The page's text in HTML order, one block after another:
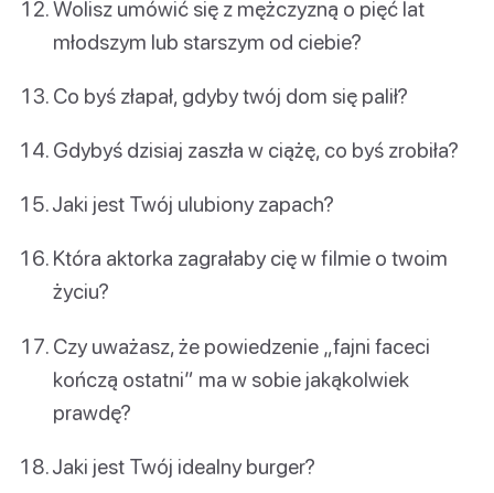
Wolisz umówić się z mężczyzną o pięć lat
młodszym lub starszym od ciebie?
Co byś złapał, gdyby twój dom się palił?
Gdybyś dzisiaj zaszła w ciążę, co byś zrobiła?
Jaki jest Twój ulubiony zapach?
Która aktorka zagrałaby cię w filmie o twoim
życiu?
Czy uważasz, że powiedzenie „fajni faceci
kończą ostatni” ma w sobie jakąkolwiek
prawdę?
Jaki jest Twój idealny burger?